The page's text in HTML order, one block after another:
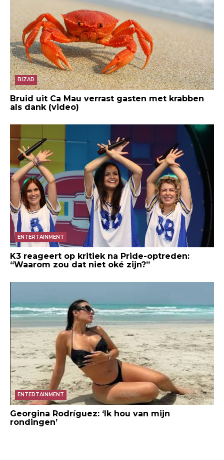
BIZAR
Bruid uit Ca Mau verrast gasten met krabben
als dank (video)
ENTERTAINMENT
K3 reageert op kritiek na Pride-optreden:
“Waarom zou dat niet oké zijn?”
ENTERTAINMENT
Georgina Rodríguez: ‘Ik hou van mijn
rondingen’